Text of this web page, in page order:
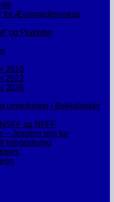
for Æresmedlemskap
og Plaketter
2010
2022
2026
utmerkelser i Bekkalokket
og NFFF
– Jessens pris for
fotografering